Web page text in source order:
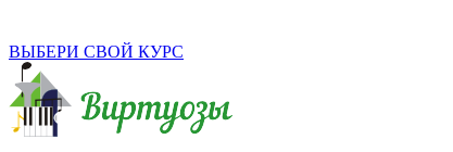
ВЫБЕРИ СВОЙ КУРС